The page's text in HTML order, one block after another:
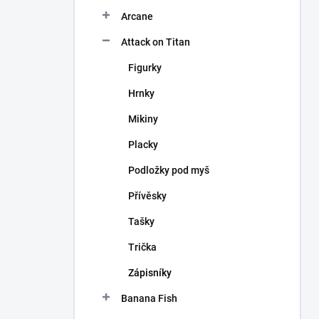
Arcane
Attack on Titan
Figurky
Hrnky
Mikiny
Placky
Podložky pod myš
Přívěsky
Tašky
Trička
Zápisníky
Banana Fish